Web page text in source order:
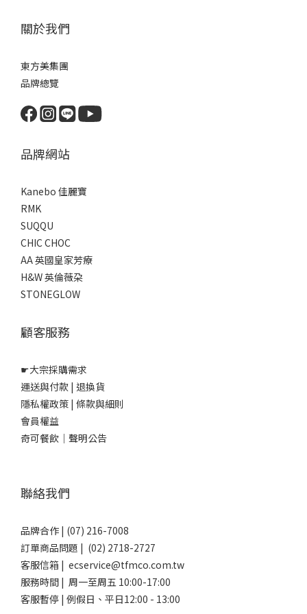
關於我們
東方美集團
品牌總覽
品牌網站
Kanebo 佳麗寶
RMK
SUQQU
CHIC CHOC
AA 英國皇家芳療
H&W 英倫薇朶
STONEGLOW
顧客服務
☛大宗採購需求
運送與付款 | 退換貨
隱私權政策 | 條款與細則
會員權益
奇可餐飲｜聲明公告
聯絡我們
品牌合作 | (07) 216-7008
訂單商品問題 | (02) 2718-2727
客服信箱 | ecservice@tfmco.com.tw
服務時間 | 周一至周五 10:00-17:00
客服暫停 | 例假日、平日12:00 - 13:00